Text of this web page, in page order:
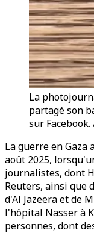
La
partagé son
sur
La guerre en
août 2025,
journalistes, dont
Reuters, ainsi que
d'Al Jazeera et de
l'hôpital Nasser à
personnes, dont